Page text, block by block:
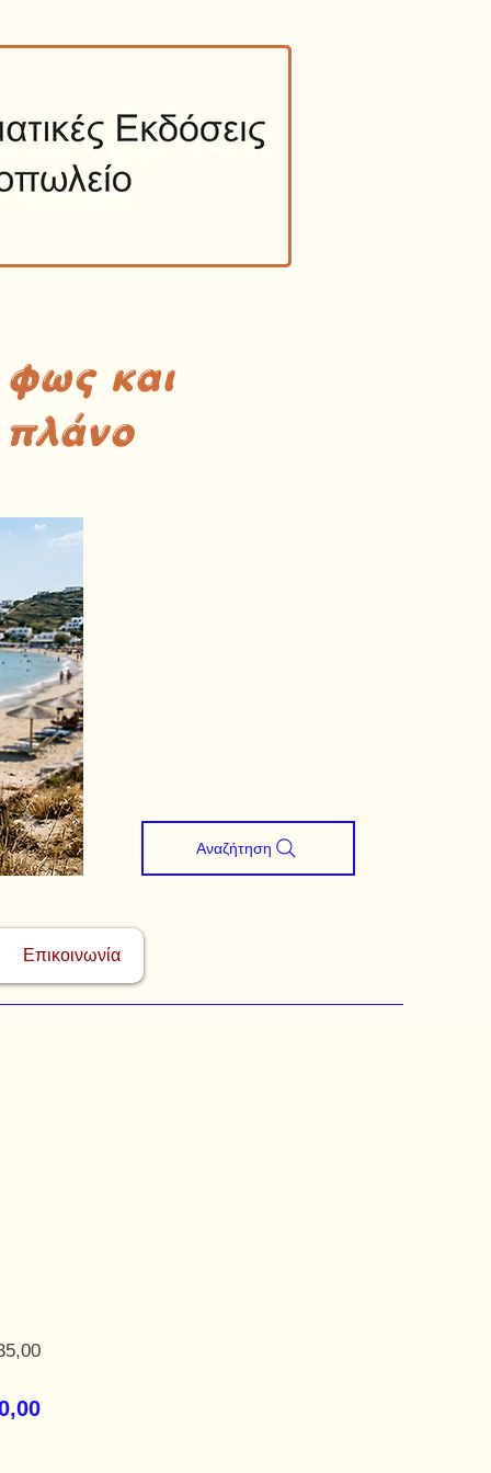
και
Επικοινωνία
Αναζήτηση